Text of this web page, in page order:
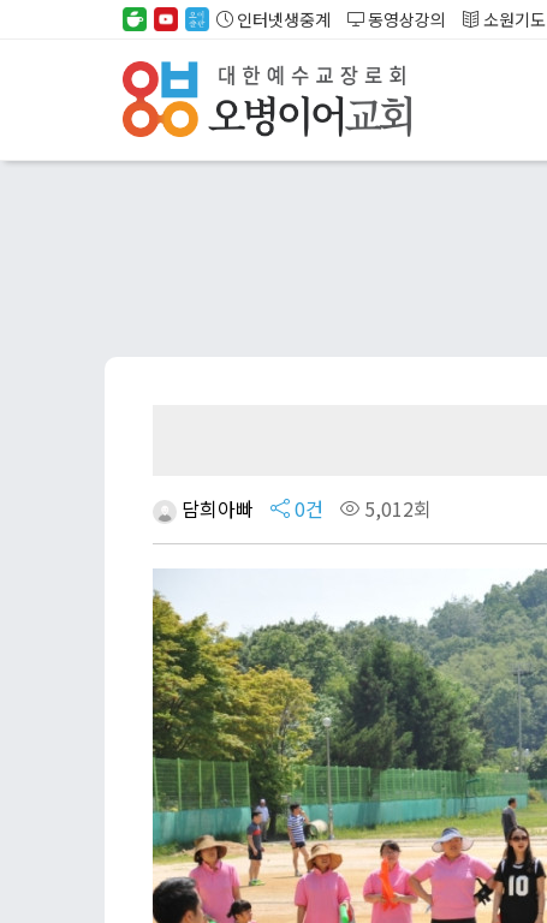
인터넷생중계 동영상강의 소원기도
담희아빠 0건 5,012회